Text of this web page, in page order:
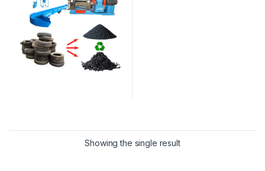
Showing the single result